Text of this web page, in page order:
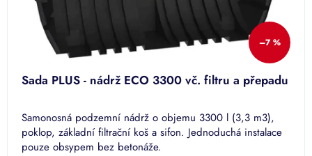
–7 %
Sada PLUS - nádrž ECO 3300 vč. filtru a přepadu
Samonosná podzemní nádrž o objemu 3300 l (3,3 m3),
poklop, základní filtrační koš a sifon. Jednoduchá instalace
pouze obsypem bez betonáže.